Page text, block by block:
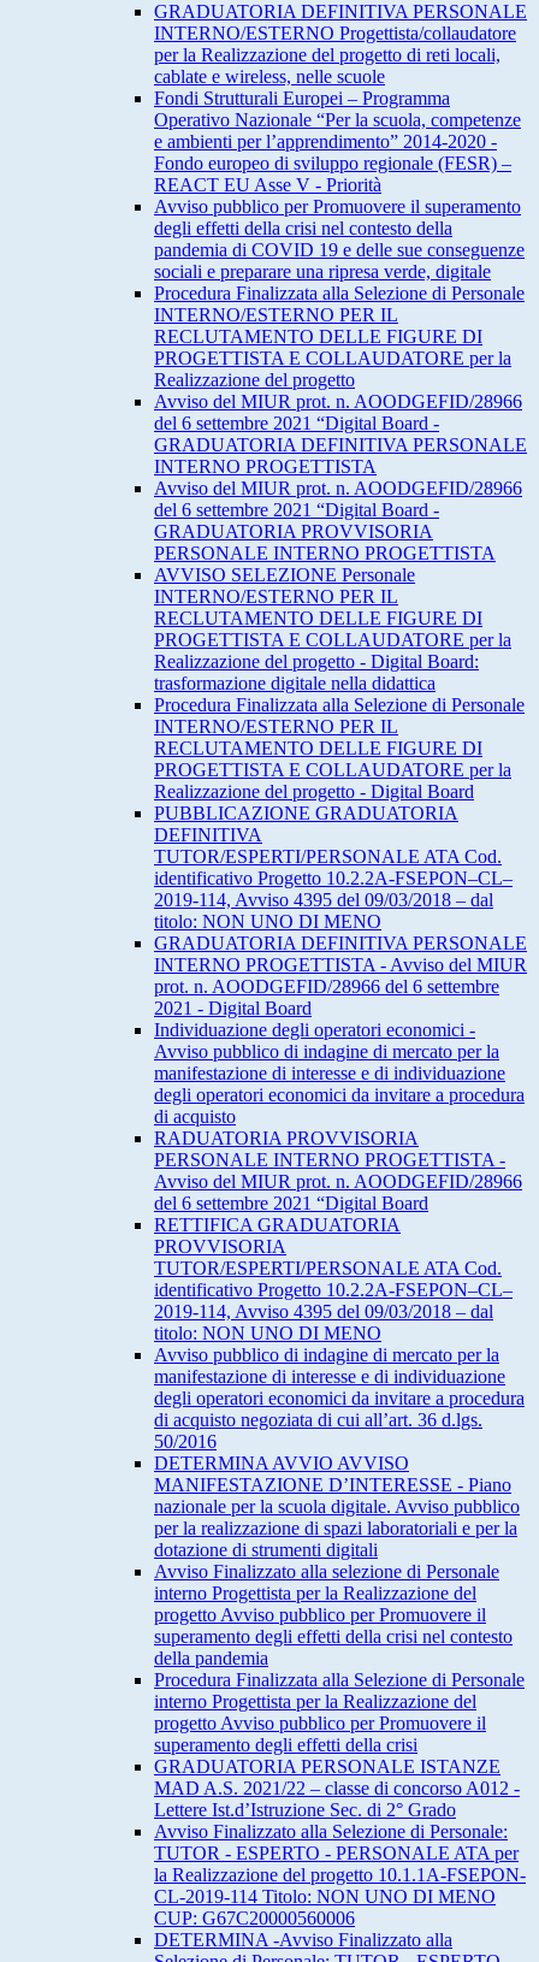
GRADUATORIA DEFINITIVA PERSONALE
INTERNO/ESTERNO Progettista/collaudatore
per la Realizzazione del progetto di reti locali,
cablate e wireless, nelle scuole
Fondi Strutturali Europei – Programma
Operativo Nazionale “Per la scuola, competenze
e ambienti per l’apprendimento” 2014-2020 -
Fondo europeo di sviluppo regionale (FESR) –
REACT EU Asse V - Priorità
Avviso pubblico per Promuovere il superamento
degli effetti della crisi nel contesto della
pandemia di COVID 19 e delle sue conseguenze
sociali e preparare una ripresa verde, digitale
Procedura Finalizzata alla Selezione di Personale
INTERNO/ESTERNO PER IL
RECLUTAMENTO DELLE FIGURE DI
PROGETTISTA E COLLAUDATORE per la
Realizzazione del progetto
Avviso del MIUR prot. n. AOODGEFID/28966
del 6 settembre 2021 “Digital Board -
GRADUATORIA DEFINITIVA PERSONALE
INTERNO PROGETTISTA
Avviso del MIUR prot. n. AOODGEFID/28966
del 6 settembre 2021 “Digital Board -
GRADUATORIA PROVVISORIA
PERSONALE INTERNO PROGETTISTA
AVVISO SELEZIONE Personale
INTERNO/ESTERNO PER IL
RECLUTAMENTO DELLE FIGURE DI
PROGETTISTA E COLLAUDATORE per la
Realizzazione del progetto - Digital Board:
trasformazione digitale nella didattica
Procedura Finalizzata alla Selezione di Personale
INTERNO/ESTERNO PER IL
RECLUTAMENTO DELLE FIGURE DI
PROGETTISTA E COLLAUDATORE per la
Realizzazione del progetto - Digital Board
PUBBLICAZIONE GRADUATORIA
DEFINITIVA
TUTOR/ESPERTI/PERSONALE ATA Cod.
identificativo Progetto 10.2.2A-FSEPON–CL–
2019-114, Avviso 4395 del 09/03/2018 – dal
titolo: NON UNO DI MENO
GRADUATORIA DEFINITIVA PERSONALE
INTERNO PROGETTISTA - Avviso del MIUR
prot. n. AOODGEFID/28966 del 6 settembre
2021 - Digital Board
Individuazione degli operatori economici -
Avviso pubblico di indagine di mercato per la
manifestazione di interesse e di individuazione
degli operatori economici da invitare a procedura
di acquisto
RADUATORIA PROVVISORIA
PERSONALE INTERNO PROGETTISTA -
Avviso del MIUR prot. n. AOODGEFID/28966
del 6 settembre 2021 “Digital Board
RETTIFICA GRADUATORIA
PROVVISORIA
TUTOR/ESPERTI/PERSONALE ATA Cod.
identificativo Progetto 10.2.2A-FSEPON–CL–
2019-114, Avviso 4395 del 09/03/2018 – dal
titolo: NON UNO DI MENO
Avviso pubblico di indagine di mercato per la
manifestazione di interesse e di individuazione
degli operatori economici da invitare a procedura
di acquisto negoziata di cui all’art. 36 d.lgs.
50/2016
DETERMINA AVVIO AVVISO
MANIFESTAZIONE D’INTERESSE - Piano
nazionale per la scuola digitale. Avviso pubblico
per la realizzazione di spazi laboratoriali e per la
dotazione di strumenti digitali
Avviso Finalizzato alla selezione di Personale
interno Progettista per la Realizzazione del
progetto Avviso pubblico per Promuovere il
superamento degli effetti della crisi nel contesto
della pandemia
Procedura Finalizzata alla Selezione di Personale
interno Progettista per la Realizzazione del
progetto Avviso pubblico per Promuovere il
superamento degli effetti della crisi
GRADUATORIA PERSONALE ISTANZE
MAD A.S. 2021/22 – classe di concorso A012 -
Lettere Ist.d’Istruzione Sec. di 2° Grado
Avviso Finalizzato alla Selezione di Personale:
TUTOR - ESPERTO - PERSONALE ATA per
la Realizzazione del progetto 10.1.1A-FSEPON-
CL-2019-114 Titolo: NON UNO DI MENO
CUP: G67C20000560006
DETERMINA -Avviso Finalizzato alla